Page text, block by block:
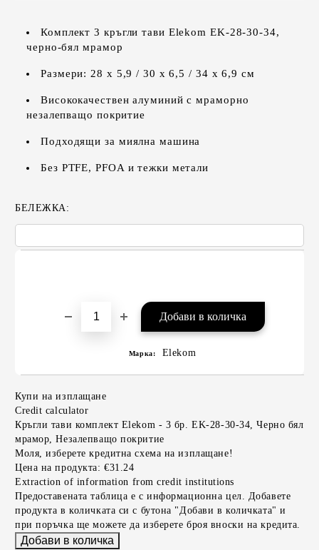
Комплект 3 кръгли тави Elekom EK-28-30-34,
черно-бял мрамор
Размери: 28 х 5,9 / 30 х 6,5 / 34 х 6,9 см
Висококачествен алуминий с мраморно
незалепващо покритие
Подходящи за миялна машина
Без PTFE, PFOA и тежки метали
БЕЛЕЖКА:
Марка: Elekom
Купи на изплащане
Credit calculator
Кръгли тави комплект Elekom - 3 бр. EK-28-30-34, Черно бял
мрамор, Незалепващо покритие
Моля, изберете кредитна схема на изплащане!
Цена на продукта: €31.24
Extraction of information from credit institutions
Предоставената таблица е с информационна цел. Добавете
продукта в количката си с бутона "Добави в количката" и
при поръчка ще можете да изберете броя вноски на кредита.